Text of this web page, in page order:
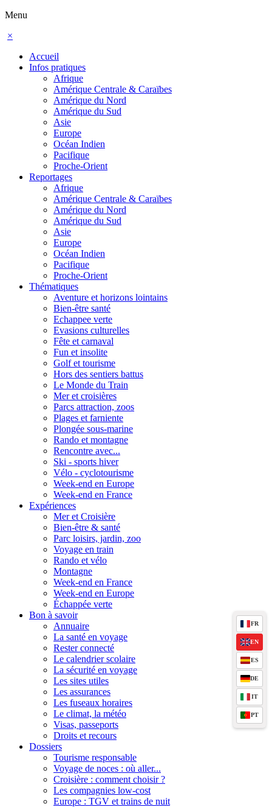
Menu
×
Accueil
Infos pratiques
Afrique
Amérique Centrale & Caraïbes
Amérique du Nord
Amérique du Sud
Asie
Europe
Océan Indien
Pacifique
Proche-Orient
Reportages
Afrique
Amérique Centrale & Caraïbes
Amérique du Nord
Amérique du Sud
Asie
Europe
Océan Indien
Pacifique
Proche-Orient
Thématiques
Aventure et horizons lointains
Bien-être santé
Echappee verte
Evasions culturelles
Fête et carnaval
Fun et insolite
Golf et tourisme
Hors des sentiers battus
Le Monde du Train
Mer et croisières
Parcs attraction, zoos
Plages et farniente
Plongée sous-marine
Rando et montagne
Rencontre avec...
Ski - sports hiver
Vélo - cyclotourisme
Week-end en Europe
Week-end en France
Expériences
Mer et Croisière
Bien-être & santé
Parc loisirs, jardin, zoo
Voyage en train
Rando et vélo
Montagne
Week-end en France
Week-end en Europe
Échappée verte
Bon à savoir
Annuaire
La santé en voyage
Rester connecté
Le calendrier scolaire
La sécurité en voyage
Les sites utiles
Les assurances
Les fuseaux horaires
Le climat, la météo
Visas, passeports
Droits et recours
Dossiers
Tourisme responsable
Voyage de noces : où aller...
Croisière : comment choisir ?
Les compagnies low-cost
Europe : TGV et trains de nuit
FR
EN
ES
DE
IT
PT